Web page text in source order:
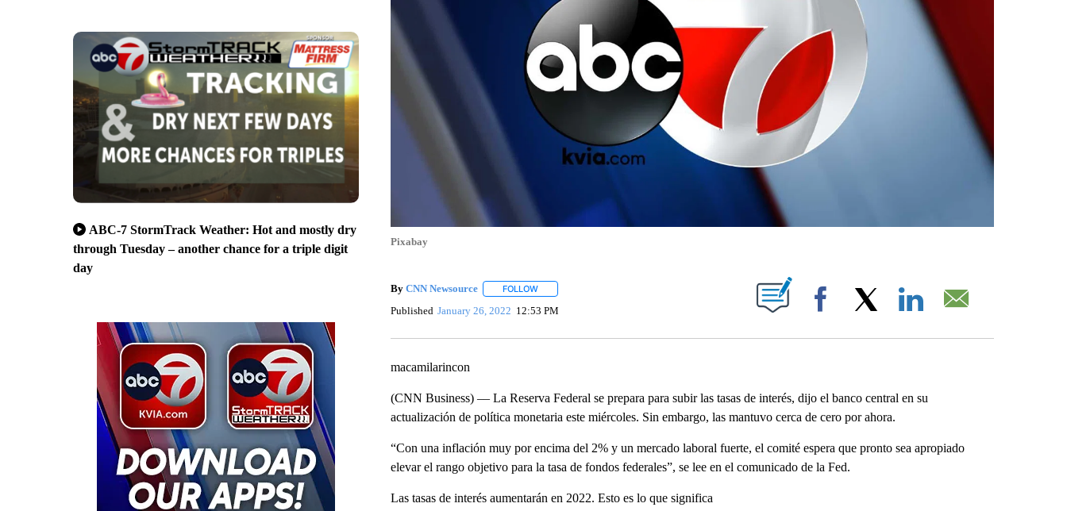
ABC-7 StormTrack Weather: Hot and mostly dry
through Tuesday – another chance for a triple digit
day
Pixabay
By CNN Newsource FOLLOWFOLLOW "" TO RECEIVE NOTIFICATIONS ABOUT NEW PAGES ON "".
Published January 26, 2022 12:53 PM Facebook
macamilarincon
(CNN Business) –– La Reserva Federal se prepara para subir las tasas de interés, dijo el banco central en su
actualización de política monetaria este miércoles. Sin embargo, las mantuvo cerca de cero por ahora.
“Con una inflación muy por encima del 2% y un mercado laboral fuerte, el comité espera que pronto sea apropiado
elevar el rango objetivo para la tasa de fondos federales”, se lee en el comunicado de la Fed.
Las tasas de interés aumentarán en 2022. Esto es lo que significa